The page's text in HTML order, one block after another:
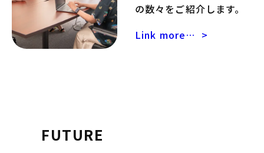
の数々をご紹介します。
Link more… >
FUTURE